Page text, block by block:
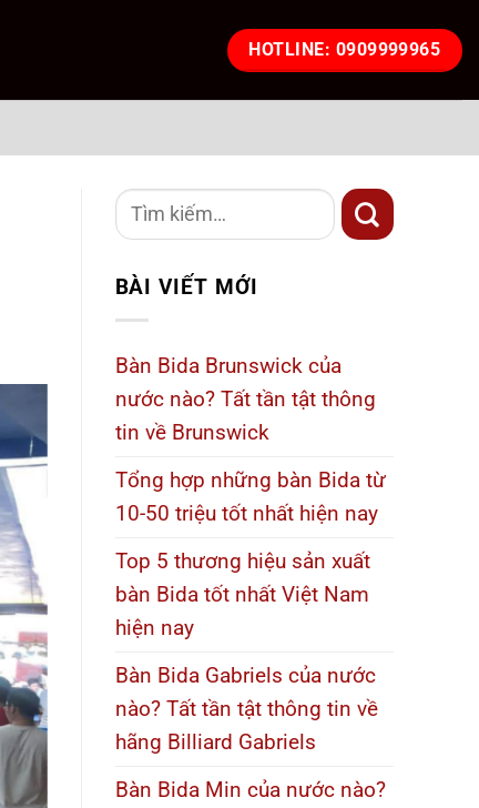
HOTLINE: 0909999965
BÀI VIẾT MỚI
Bàn Bida Brunswick của
nước nào? Tất tần tật thông
tin về Brunswick
Tổng hợp những bàn Bida từ
10-50 triệu tốt nhất hiện nay
Top 5 thương hiệu sản xuất
bàn Bida tốt nhất Việt Nam
hiện nay
Bàn Bida Gabriels của nước
nào? Tất tần tật thông tin về
hãng Billiard Gabriels
Bàn Bida Min của nước nào?